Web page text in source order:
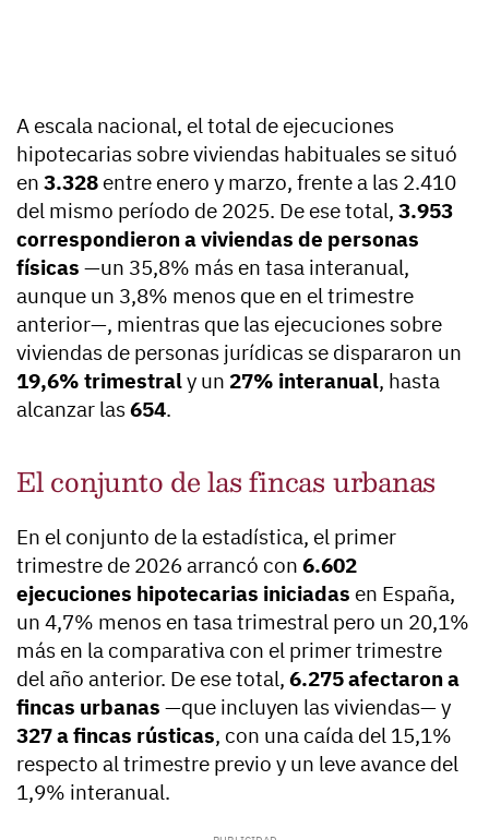
A escala nacional, el total de ejecuciones
hipotecarias sobre viviendas habituales se situó
en 3.328 entre enero y marzo, frente a las 2.410
del mismo período de 2025. De ese total, 3.953
correspondieron a viviendas de personas
físicas —un 35,8% más en tasa interanual,
aunque un 3,8% menos que en el trimestre
anterior—, mientras que las ejecuciones sobre
viviendas de personas jurídicas se dispararon un
19,6% trimestraly un 27% interanual, hasta
alcanzar las654.
El conjunto de las fincas urbanas
En el conjunto de la estadística, el primer
trimestre de 2026 arrancó con 6.602
ejecuciones hipotecarias iniciadas en España,
un 4,7% menos en tasa trimestral pero un 20,1%
más en la comparativa con el primer trimestre
del año anterior. De ese total, 6.275 afectaron a
fincas urbanas —que incluyen las viviendas— y
327 a fincas rústicas, con una caída del 15,1%
respecto al trimestre previo y un leve avance del
1,9% interanual.